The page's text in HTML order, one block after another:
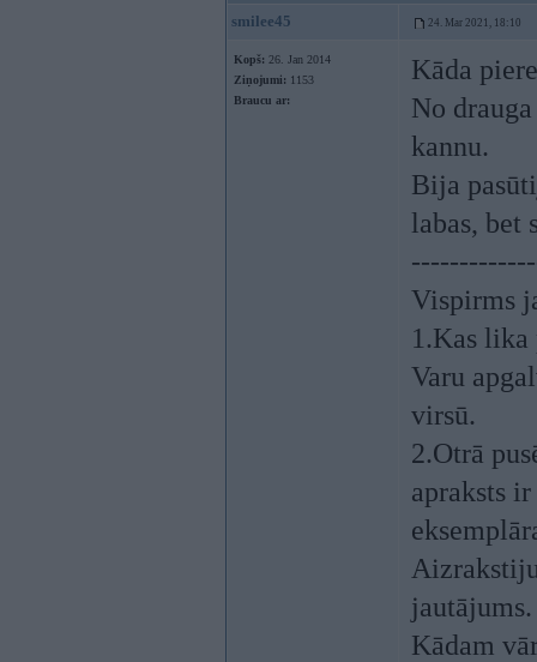
smilee45 24. Mar 2021, 18:10
Kopš: 26. Jan 2014
Ziņojumi: 1153
Braucu ar:
Kāda
No
kannu.
Bija
labas, bet
Vispirms
1.Kas lika
Varu
virsū.
2.Otrā
apraksts
jautājums.
Kādam